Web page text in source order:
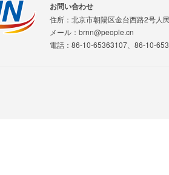
お問い合わせ
住所：北京市朝陽区金台西路2号人
メール：brnn@people.cn
電話：86-10-65363107、86-10-